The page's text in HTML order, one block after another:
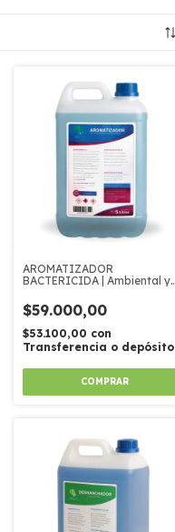
AROMATIZADOR
BACTERICIDA | Ambiental y
$59.000,00
$53.100,00 con
Transferencia o depósito